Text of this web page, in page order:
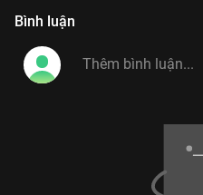
Bình luận